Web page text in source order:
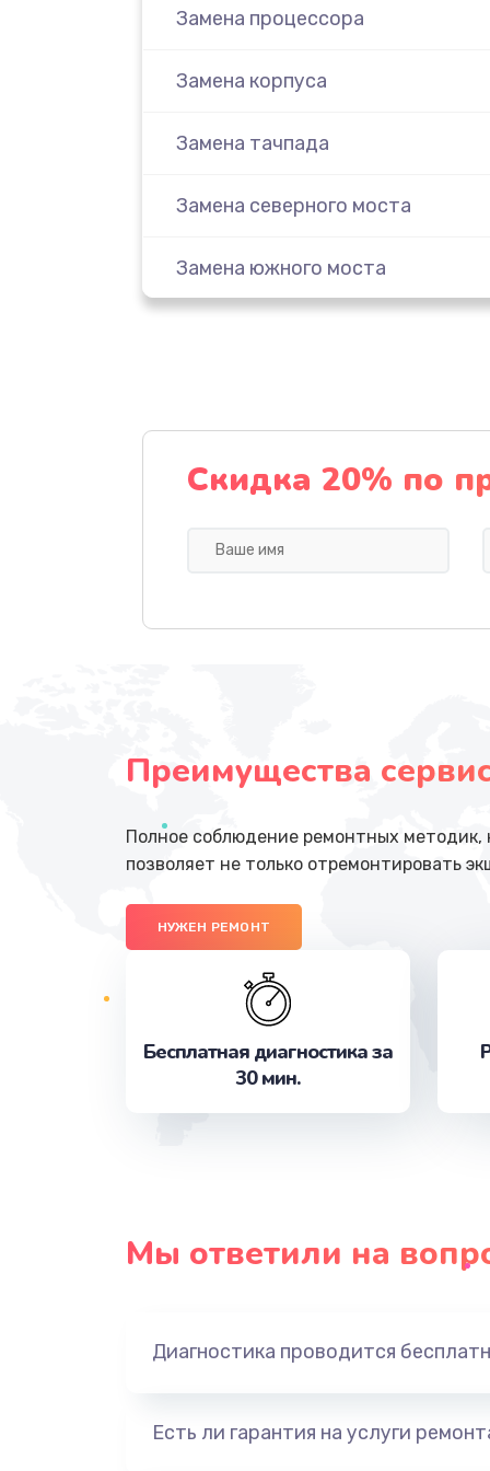
Замена процессора
Замена корпуса
Замена тачпада
Замена северного моста
Замена южного моста
Замена разъёмов (HDMI, DVI,
Замена системы охлаждения
Замена контроллера питания
Замена шим-контроллера
Замена шлейфа матрицы
Замена материнской платы
Настройка ОС
Скидка 20% по
Преимущества
Полное соблюдение ремонтных методик,
позволяет не только отремонтировать
НУЖЕН РЕМОНТ
Бесплатная диагностика за
30 мин.
Мы ответили на
Диагностика проводится
Есть ли гарантия на услуги